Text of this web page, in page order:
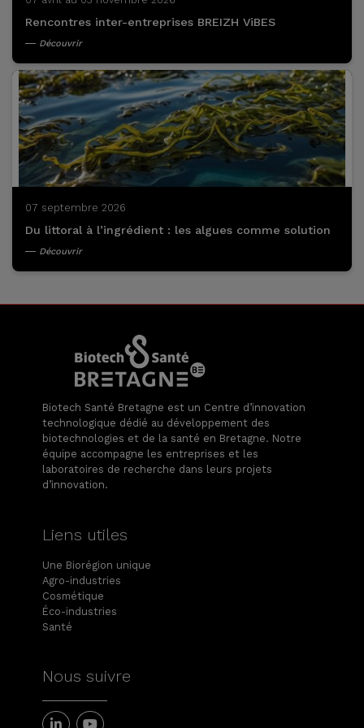
Rencontres inter-entreprises BREIZH ViBES
Découvrir
07 septembre 2026
Du littoral à l’ingrédient : les algues comme solution
Découvrir
Biotech Santé Bretagne est un Centre d’innovation
technologique dédié au développement des
biotechnologies et de la santé en Bretagne. Notre
équipe accompagne les entreprises et les
laboratoires de recherche dans leurs projets
d’innovation.
Liens utiles
Une Biorégion unique
Agro-industries
Cosmétique
Éco-industries
Santé
Nous suivre